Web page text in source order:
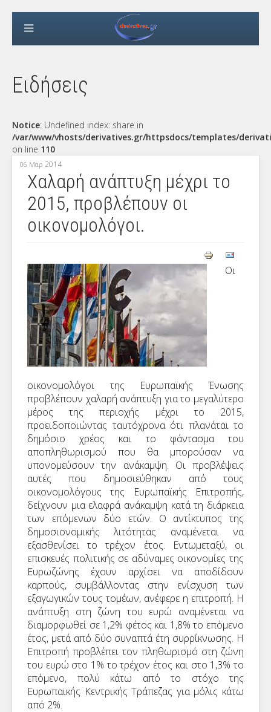
Ειδήσεις
Notice: Undefined index: share in
/var/www/vhosts/derivatives.gr/httpsdocs/templates/
on line 110
06 Μαρ 2014
Xαλαρή ανάπτυξη μέχρι το
2015, προβλέπουν οι
οικονομολόγοι.
Οι
οικονομολόγοι της Ευρωπαϊκής Ένωσης
προβλέπουν χαλαρή ανάπτυξη για το μεγαλύτερο
μέρος της περιοχής μέχρι το 2015,
προειδοποιώντας ταυτόχρονα ότι πλανάται το
δημόσιο χρέος και το φάντασμα του
αποπληθωρισμού που θα μπορούσαν να
υπονομεύσουν την ανάκαμψη. Οι προβλέψεις
αυτές που δημοσιεύθηκαν από τους
οικονομολόγους της Ευρωπαϊκής Επιτροπής,
δείχνουν μια ελαφρά ανάκαμψη κατά τη διάρκεια
των επόμενων δύο ετών. Ο αντίκτυπος της
δημοσιονομικής λιτότητας αναμένεται να
εξασθενίσει το τρέχον έτος. Εντωμεταξύ, οι
επισκευές πολιτικής σε αδύναμες οικονομίες της
Ευρωζώνης έχουν αρχίσει να αποδίδουν
καρπούς, συμβάλλοντας στην ενίσχυση των
εξαγωγικών τους τομέων, ανέφερε η επιτροπή. Η
ανάπτυξη στη ζώνη του ευρώ αναμένεται να
διαμορφωθεί σε 1,2% φέτος και 1,8% το επόμενο
έτος, μετά από δύο συναπτά έτη συρρίκνωσης. Η
Επιτροπή προβλέπει τον πληθωρισμό στη ζώνη
του ευρώ στο 1% το τρέχον έτος και στο 1,3% το
επόμενο, πολύ κάτω από το στόχο της
Ευρωπαϊκής Κεντρικής Τράπεζας για μόλις κάτω
από 2%.